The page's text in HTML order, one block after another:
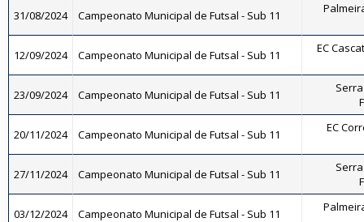
31/08/2024 Campeonato Municipal de Futsal - Sub 11
12/09/2024 Campeonato Municipal de Futsal - Sub 11 EC
23/09/2024 Campeonato Municipal de Futsal - Sub 11
20/11/2024 Campeonato Municipal de Futsal - Sub 11 EC
27/11/2024 Campeonato Municipal de Futsal - Sub 11
03/12/2024 Campeonato Municipal de Futsal - Sub 11